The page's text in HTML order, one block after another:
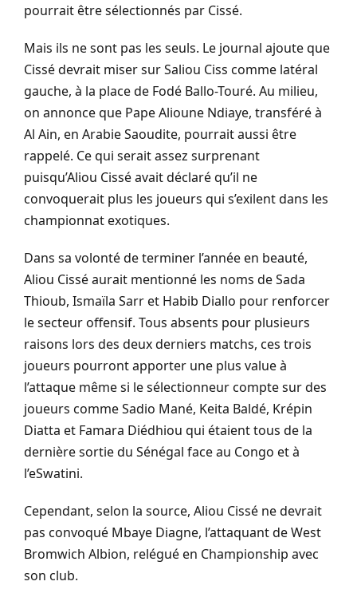
pourrait être sélectionnés par Cissé.
Mais ils ne sont pas les seuls. Le journal ajoute que
Cissé devrait miser sur Saliou Ciss comme latéral
gauche, à la place de Fodé Ballo-Touré. Au milieu,
on annonce que Pape Alioune Ndiaye, transféré à
Al Ain, en Arabie Saoudite, pourrait aussi être
rappelé. Ce qui serait assez surprenant
puisqu’Aliou Cissé avait déclaré qu’il ne
convoquerait plus les joueurs qui s’exilent dans les
championnat exotiques.
Dans sa volonté de terminer l’année en beauté,
Aliou Cissé aurait mentionné les noms de Sada
Thioub, Ismaïla Sarr et Habib Diallo pour renforcer
le secteur offensif. Tous absents pour plusieurs
raisons lors des deux derniers matchs, ces trois
joueurs pourront apporter une plus value à
l’attaque même si le sélectionneur compte sur des
joueurs comme Sadio Mané, Keita Baldé, Krépin
Diatta et Famara Diédhiou qui étaient tous de la
dernière sortie du Sénégal face au Congo et à
l’eSwatini.
Cependant, selon la source, Aliou Cissé ne devrait
pas convoqué Mbaye Diagne, l’attaquant de West
Bromwich Albion, relégué en Championship avec
son club.